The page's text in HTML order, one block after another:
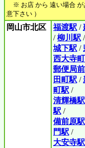
※ お店 から 遠い場合 が
意下さい ）
岡山市北区 福渡駅 /
/柳川駅 /
城下駅 /
西大寺
郵便局
田町駅 /
町駅 /
清輝橋駅
駅 /
備前原駅
門駅 /
大安寺駅